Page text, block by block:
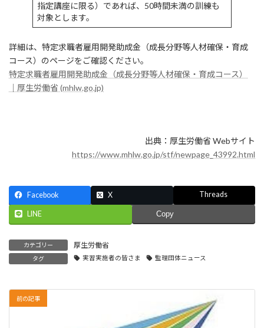
指定講座に限る）であれば、50時間未満の訓練も
対象とします。
詳細は、特定求職者雇用開発助成金（成長分野等人材確保・育成
コース）のページをご確認ください。
特定求職者雇用開発助成金（成長分野等人材確保・育成コース）
｜厚生労働省 (mhlw.go.jp)
出典：厚生労働省 Webサイト
https://www.mhlw.go.jp/stf/newpage_43992.html
Facebook X Threads
LINE Copy
カテゴリー 厚生労働省
タグ 実習実施者の皆さま 監理団体ニュース
前の記事